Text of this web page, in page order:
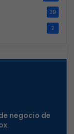
39
2
negocio de